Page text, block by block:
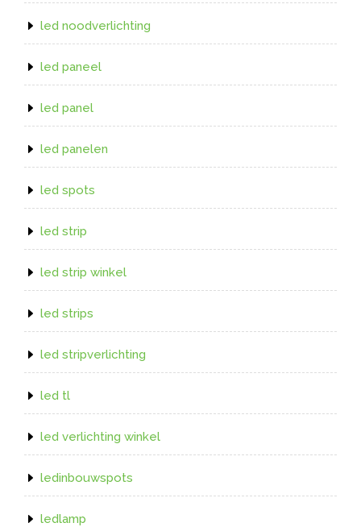
led noodverlichting
led paneel
led panel
led panelen
led spots
led strip
led strip winkel
led strips
led stripverlichting
led tl
led verlichting winkel
ledinbouwspots
ledlamp